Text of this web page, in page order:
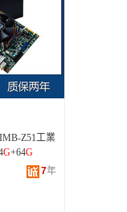
Z51工業
G+64G
7年